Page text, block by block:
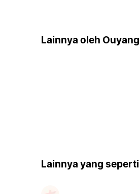
Lainnya oleh Ouyang
Lainnya yang